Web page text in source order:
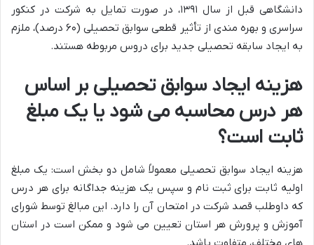
دانشگاهی قبل از سال ۱۳۹۱، در صورت تمایل به شرکت در کنکور
سراسری و بهره مندی از تأثیر قطعی سوابق تحصیلی (۶۰ درصد)، ملزم
به ایجاد سابقه تحصیلی جدید برای دروس مربوطه هستند.
هزینه ایجاد سوابق تحصیلی بر اساس
هر درس محاسبه می شود یا یک مبلغ
ثابت است؟
هزینه ایجاد سوابق تحصیلی معمولاً شامل دو بخش است: یک مبلغ
اولیه ثابت برای ثبت نام و سپس یک هزینه جداگانه برای هر درس
که داوطلب قصد شرکت در امتحان آن را دارد. این مبالغ توسط شورای
آموزش و پرورش هر استان تعیین می شود و ممکن است در استان